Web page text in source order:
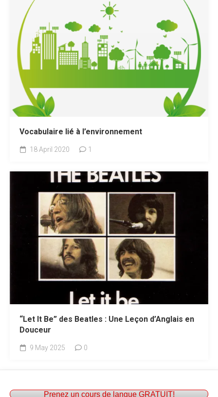
Vocabulaire lié à l’environnement
18 April 2020 1
“Let It Be” des Beatles : Une Leçon d’Anglais en
Douceur
9 May 2025 0
Prenez un cours de langue GRATUIT!